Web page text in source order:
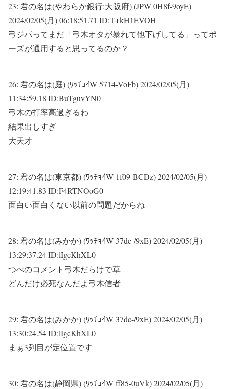
23: 君の名は(やわらか銀行:大阪府) (JPW 0H8f-9oyE)
2024/02/05(月) 06:18:51.71 ID:T+kH1EVOH
弓ジパってまだ「弓木オタが暴れて他下げしてる」ってポ
ーズが通用すると思ってるのか？
26: 君の名は(庭) (ﾜｯﾁｮｲW 5714-VoFb)2024/02/05(月)
11:34:59.18 ID:BuTguvYN0
弓木の打率高過ぎるわ
結果出しすぎ
大天才
27: 君の名は(東京都) (ﾜｯﾁｮｲW 1f09-BCDz)2024/02/05(月)
12:19:41.83 ID:F4RTNOoG0
面白い面白くない以前の問題だからね
28: 君の名は(みかか) (ﾜｯﾁｮｲW 37dc-/9xE)2024/02/05(月)
13:29:37.24 ID:lIgcKhXL0
つべのコメント弓木だらけで草
どんだけ必死なんだよ弓木信者
29: 君の名は(みかか) (ﾜｯﾁｮｲW 37dc-/9xE)2024/02/05(月)
13:30:24.54 ID:lIgcKhXL0
まぁ3列目が定位置です
30: 君の名は(静岡県) (ﾜｯﾁｮｲW ff85-0uVk)2024/02/05(月)